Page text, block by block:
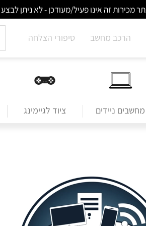
הרכב מחשב סיפורי הצלחה
מחשבים ניידים ציוד לגיימינג